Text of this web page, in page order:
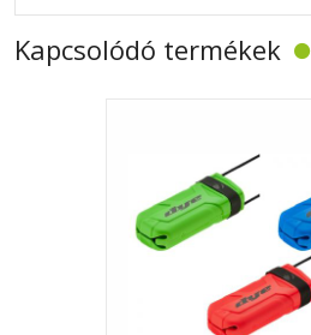
Kapcsolódó termékek